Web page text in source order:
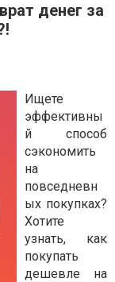
денег за
Ищете
эффективны
й способ
сэкономить
на
повседневн
ых покупках?
Хотите
узнать, как
покупать
дешевле на